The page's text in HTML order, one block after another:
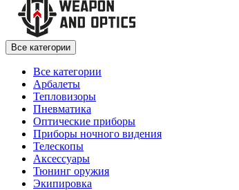
Все категории
Все категории
Арбалеты
Тепловизоры
Пневматика
Оптические приборы
Приборы ночного видения
Телескопы
Аксессуары
Тюнинг оружия
Экипировка